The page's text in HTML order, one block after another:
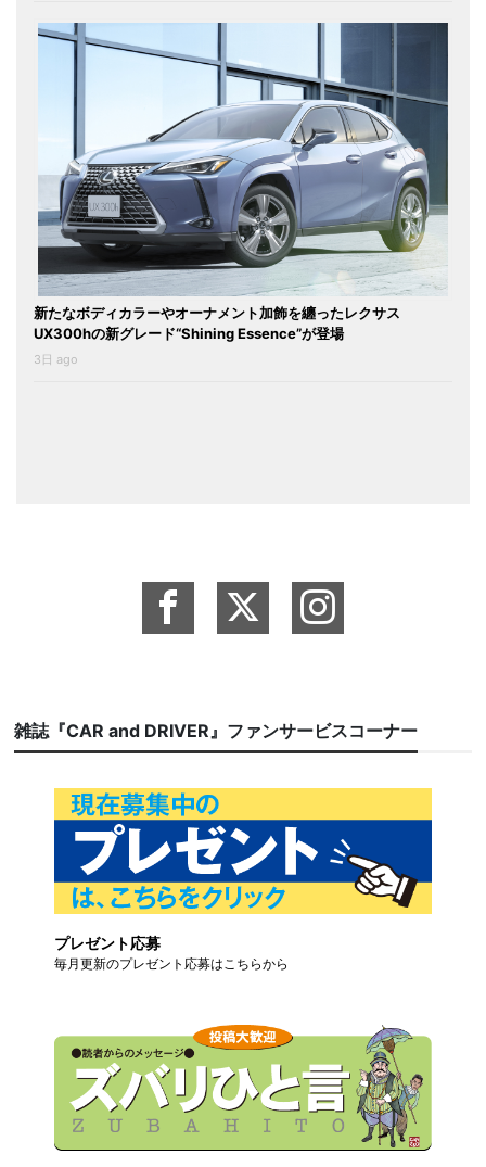
新たなボディカラーやオーナメント加飾を纏ったレクサス
UX300hの新グレード“Shining Essence”が登場
3日 ago
雑誌『CAR and DRIVER』ファンサービスコーナー
プレゼント応募
毎月更新のプレゼント応募はこちらから